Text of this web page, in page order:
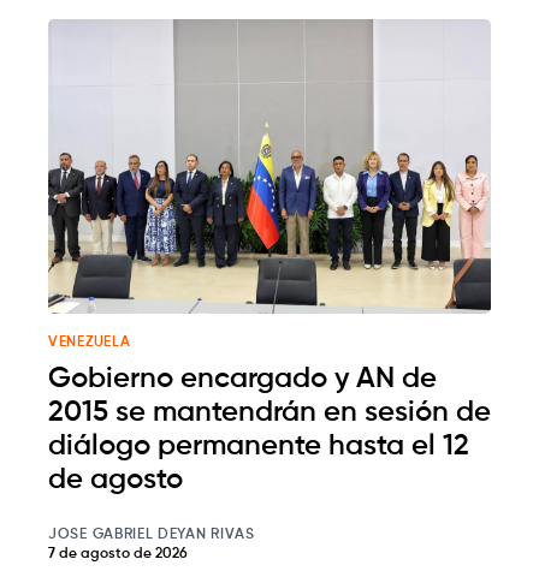
VENEZUELA
Gobierno encargado y AN de
2015 se mantendrán en sesión de
diálogo permanente hasta el 12
de agosto
JOSE GABRIEL DEYAN RIVAS
7 de agosto de 2026